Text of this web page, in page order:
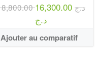
18,800.00 د.ج 16,300.00
د.ج
Ajouter au comparatif